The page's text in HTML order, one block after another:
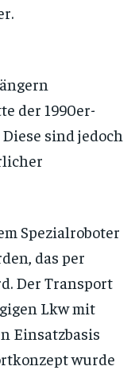
der 1990er-
sind jedoch
Spezialroboter
das per
Der Transport
Lkw mit
Einsatzbasis
wurde